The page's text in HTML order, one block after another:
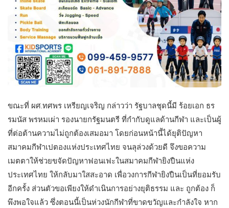
ขณะที่ ผศ.ทศพร เหรียญเจริญ กล่าวว่า รัฐบาลชุดนี้มี ร้อยเอก ธร
รมนัส พรหมเผ่า รองนายกรัฐมนตรี ที่กำกับดูแลด้านกีฬา และเป็นผู้
ที่ต่อต้านความไม่ถูกต้องเสมอมา โดยก่อนหน้านี้ได้ยุติปัญหา
สมาคมกีฬาเปตองแห่งประเทศไทย จนลุล่วงด้วยดี จึงขอความ
เมตตาให้ช่วยขจัดปัญหาฟอนเฟะในสมาคมกีฬายิงปืนแห่ง
ประเทศไทย ให้กลับมาใสสะอาด เพื่อวงการกีฬายิงปืนเป็นที่ยอมรับ
อีกครั้ง ส่วนตัวขอเพียงให้ดำเนินการอย่างยุติธรรม และ ถูกต้อง ก็
พึงพอใจแล้ว ซึ่งตอนนี้เป็นห่วงนักกีฬาที่ขาดขวัญและกำลังใจ หาก